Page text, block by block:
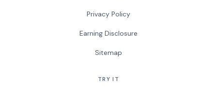
Privacy Policy
Earning Disclosure
Sitemap
TRY IT